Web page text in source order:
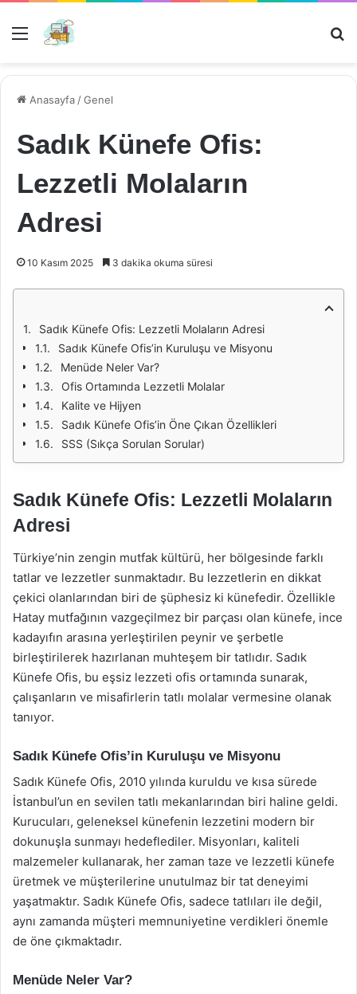
Menü
Anasayfa /Genel
Sadık Künefe Ofis:
Lezzetli Molaların
Adresi
10 Kasım 2025 3 dakika okuma süresi
Sadık Künefe Ofis: Lezzetli Molaların Adresi
Sadık Künefe Ofis’in Kuruluşu ve Misyonu
Menüde Neler Var?
Ofis Ortamında Lezzetli Molalar
Kalite ve Hijyen
Sadık Künefe Ofis’in Öne Çıkan Özellikleri
SSS (Sıkça Sorulan Sorular)
Sadık Künefe Ofis: Lezzetli Molaların
Adresi
Türkiye’nin zengin mutfak kültürü, her bölgesinde farklı
tatlar ve lezzetler sunmaktadır. Bu lezzetlerin en dikkat
çekici olanlarından biri de şüphesiz ki künefedir. Özellikle
Hatay mutfağının vazgeçilmez bir parçası olan künefe, ince
kadayıfın arasına yerleştirilen peynir ve şerbetle
birleştirilerek hazırlanan muhteşem bir tatlıdır. Sadık
Künefe Ofis, bu eşsiz lezzeti ofis ortamında sunarak,
çalışanların ve misafirlerin tatlı molalar vermesine olanak
tanıyor.
Sadık Künefe Ofis’in Kuruluşu ve Misyonu
Sadık Künefe Ofis, 2010 yılında kuruldu ve kısa sürede
İstanbul’un en sevilen tatlı mekanlarından biri haline geldi.
Kurucuları, geleneksel künefenin lezzetini modern bir
dokunuşla sunmayı hedeflediler. Misyonları, kaliteli
malzemeler kullanarak, her zaman taze ve lezzetli künefe
üretmek ve müşterilerine unutulmaz bir tat deneyimi
yaşatmaktır. Sadık Künefe Ofis, sadece tatlıları ile değil,
aynı zamanda müşteri memnuniyetine verdikleri önemle
de öne çıkmaktadır.
Menüde Neler Var?